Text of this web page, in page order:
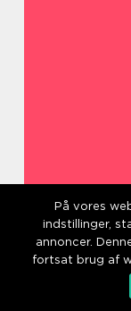
På vores
indstillinger,
annoncer.
fortsat brug af